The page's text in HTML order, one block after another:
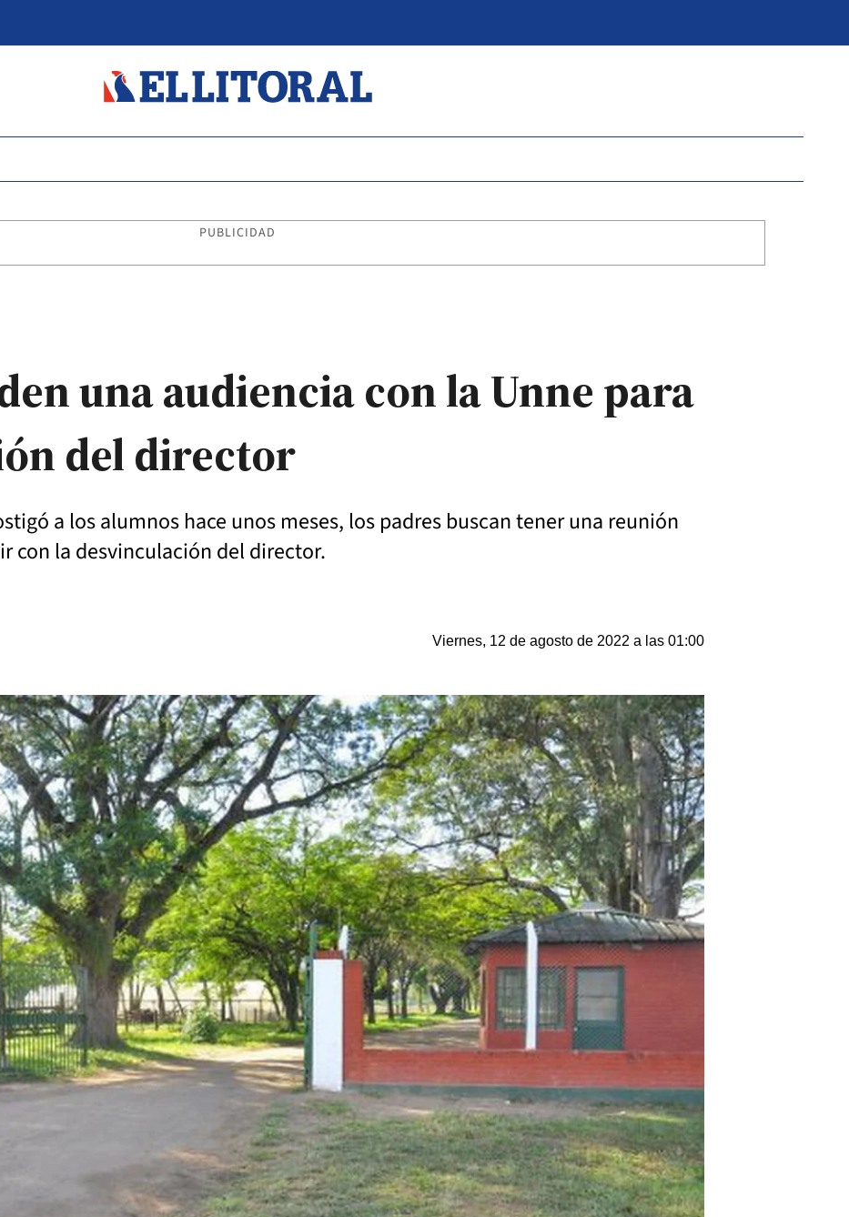
PUBLICIDAD
una audiencia con la Unne para
del director
a los alumnos hace unos meses, los padres buscan tener una reunión
con la desvinculación del director.
Viernes, 12 de agosto de 2022 a las 01:00